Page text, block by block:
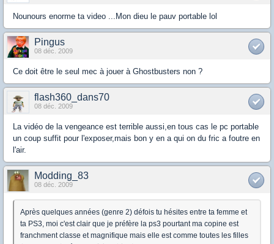
Nounours enorme ta video ...Mon dieu le pauv portable lol
Pingus
08 déc. 2009
Ce doit être le seul mec à jouer à Ghostbusters non ?
flash360_dans70
08 déc. 2009
La vidéo de la vengeance est terrible aussi,en tous cas le pc portable
un coup suffit pour l'exposer,mais bon y en a qui on du fric a foutre en
l'air.
Modding_83
08 déc. 2009
Après quelques années (genre 2) défois tu hésites entre ta femme et
ta PS3, moi c'est clair que je préfère la ps3 pourtant ma copine est
franchment classe et magnifique mais elle est comme toutes les filles